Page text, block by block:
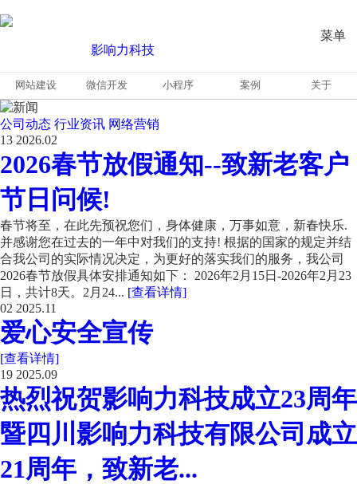
菜单
网站建设 微信开发 小程序 案例 关于
公司动态 行业资讯 网络营销
13 2026.02
2026春节放假通知--致新老客户
节日问候!
春节将至，在此先预祝您们，身体健康，万事如意，新春快乐.
并感谢您在过去的一年中对我们的支持! 根据的国家的规定并结
合我公司的实际情况决定，为更好的落实我们的服务，我公司
2026春节放假具体安排通知如下： 2026年2月15日-2026年2月23
日，共计8天。2月24... [查看详情]
02 2025.11
爱心安全宣传
[查看详情]
19 2025.09
热烈祝贺影响力科技成立23周年
暨四川影响力科技有限公司成立
21周年，致新老...